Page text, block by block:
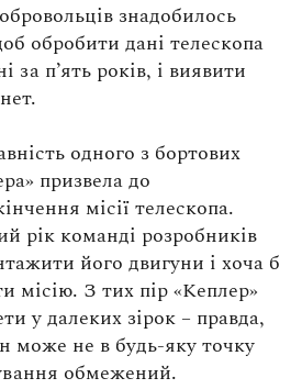
знадобилось
обробити дані телескопа
за п’ять років, і виявити
одного з бортових
призвела до
місії телескопа.
рік команді розробників
його двигуни і хоча б
місію. З тих пір «Кеплер»
у далеких зірок – правда,
може не в будь-яку точку
обмежений.